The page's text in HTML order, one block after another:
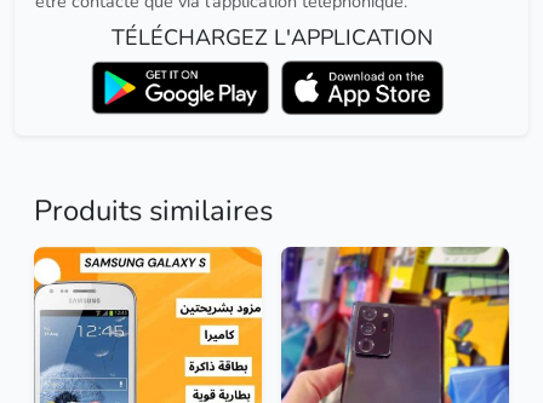
TÉLÉCHARGEZ L'APPLICATION
Produits similaires